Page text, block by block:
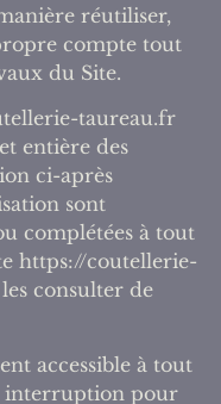
réutiliser,
compte tout
du Site.
taureau.fr
entière des
ci-après
sont
complétées à tout
https://coutellerie-
consulter de
accessible à tout
interruption pour